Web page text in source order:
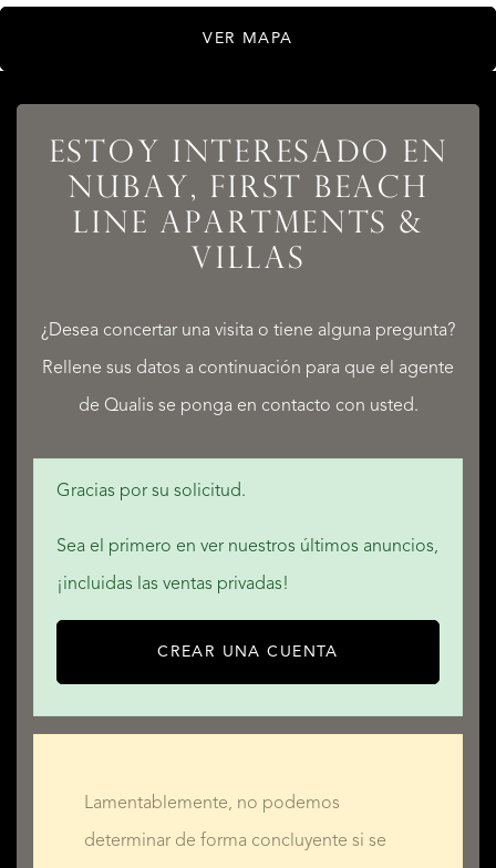
VER MAPA
ESTOY INTERESADO EN
NUBAY, FIRST BEACH
LINE APARTMENTS &
VILLAS
¿Desea concertar una visita o tiene alguna pregunta?
Rellene sus datos a continuación para que el agente
de Qualis se ponga en contacto con usted.
Gracias por su solicitud.
Sea el primero en ver nuestros últimos anuncios,
¡incluidas las ventas privadas!
CREAR UNA CUENTA
Lamentablemente, no podemos
determinar de forma concluyente si se
LISTADOS
SERVICIOS
QUALIS INTERNATIONAL REALTY